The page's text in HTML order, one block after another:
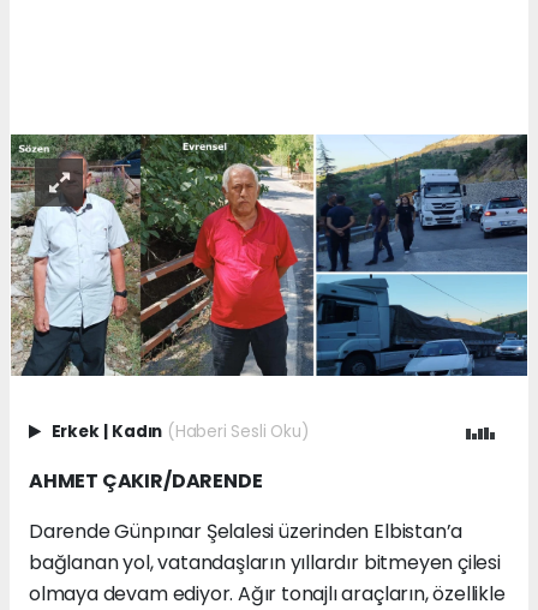
Erkek Kadın (Haberi Sesli Oku)
AHMET ÇAKIR/DARENDE
Darende Günpınar Şelalesi üzerinden Elbistan’a
bağlanan yol, vatandaşların yıllardır bitmeyen çilesi
olmaya devam ediyor. Ağır tonajlı araçların, özellikle